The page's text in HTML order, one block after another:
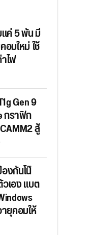
ค่ 5 พัน มี
มใหม่ ใช้
ไฟ
Gen 9
กราฟิก
สู้
งกันโน๊
เอง แบต
ยุคอมให้